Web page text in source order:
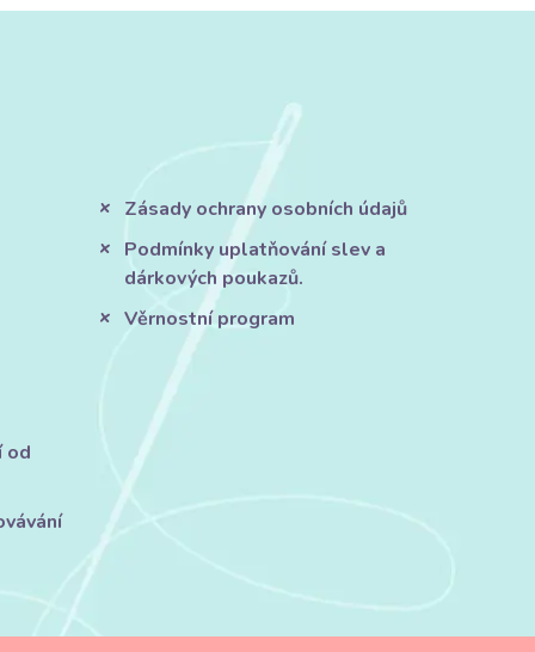
od
Zásady ochrany osobních údajů
Podmínky uplatňování slev a
dárkových poukazů.
Věrnostní program